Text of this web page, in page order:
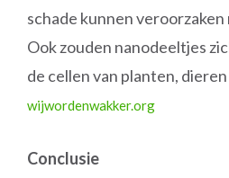
schade kunnen veroorzaken
Ook zouden nanodeeltjes
de cellen van planten,
wijwordenwakker.org
Conclusie